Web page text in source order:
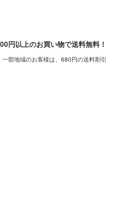
円以上のお買い物で送料無料！
一部地域のお客様は、680円の送料割引